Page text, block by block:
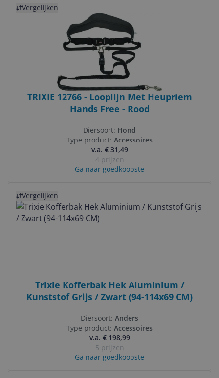
Vergelijken
TRIXIE 12766 - Looplijn Met Heupriem
Hands Free - Rood
Diersoort: Hond
Type product: Accessoires
v.a. € 31,49
4 prijzen
Ga naar goedkoopste
Vergelijken
Trixie Kofferbak Hek Aluminium /
Kunststof Grijs / Zwart (94-114x69 CM)
Diersoort: Anders
Type product: Accessoires
v.a. € 198,99
5 prijzen
Ga naar goedkoopste